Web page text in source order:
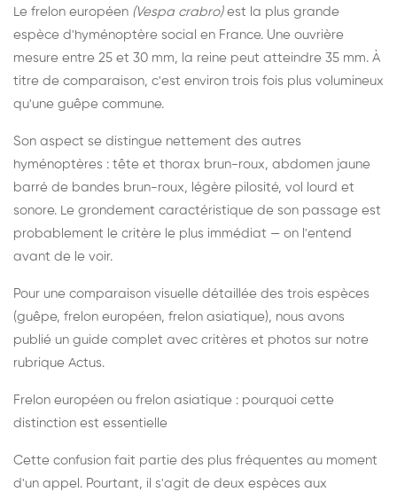
Le frelon européen (Vespa crabro)est la plus grande
espèce d'hyménoptère social en France. Une ouvrière
mesure entre 25 et 30 mm, la reine peut atteindre 35 mm. À
titre de comparaison, c'est environ trois fois plus volumineux
qu'une guêpe commune.
Son aspect se distingue nettement des autres
hyménoptères : tête et thorax brun-roux, abdomen jaune
barré de bandes brun-roux, légère pilosité, vol lourd et
sonore. Le grondement caractéristique de son passage est
probablement le critère le plus immédiat — on l'entend
avant de le voir.
Pour une comparaison visuelle détaillée des trois espèces
(guêpe, frelon européen, frelon asiatique), nous avons
publié un guide complet avec critères et photos sur notre
rubrique Actus.
Frelon européen ou frelon asiatique : pourquoi cette
distinction est essentielle
Cette confusion fait partie des plus fréquentes au moment
d'un appel. Pourtant, il s'agit de deux espèces aux